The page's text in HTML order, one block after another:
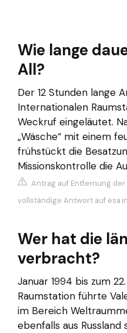
Wie lange
All?
Der 12 Stunden lange
Internationalen
Weckruf eingeläutet.
„Wäsche“ mit einem
frühstückt die
Missionskontrolle die
Antrag auf Entfernung der
vollständige Antwort auf
Wer hat die
verbracht?
Januar 1994 bis zum
Raumstation führte
im Bereich
ebenfalls aus